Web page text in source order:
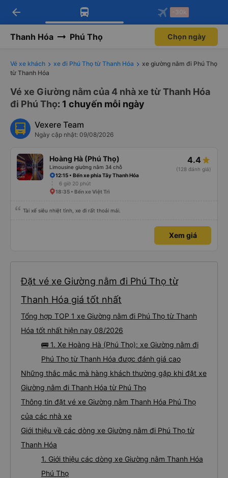
Tải app Vexere ngay!
Nhận ưu đãi thành viên độc
Mở app
Tải app Vexere
-30k/ghế khi đặt vé máy bay qua
Mở app
arrow_back -30k
Thanh Hóa Phú Thọ Chọn ngày
Vé xe khách xe đi Phú Thọ từ Thanh Hóa
xe giường nằm đi Phú Thọ
từ Thanh Hóa
Vé xe Giường nằm của 4 nhà xe từ Thanh Hóa
đi Phú Thọ: 1 chuyến mỗi ngày
Vexere Team
Ngày cập nhật: 09/08/2026
Hoàng Hà (Phú Thọ)
Limousine giường nằm 34 chỗ
4.4
(128 đánh giá)
12:15 • Bến xe phía Tây Thanh Hóa
6 giờ 20 phút
18:35 • Bến xe Việt Trì
Tài xế siêu nhiệt tình, xe đi rất thoải mái.
Xem giá
Đặt vé xe Giường nằm đi Phú Thọ từ
Thanh Hóa giá tốt nhất
Tổng hợp TOP 1 xe Giường nằm đi Phú Thọ từ Thanh
Hóa tốt nhất hiện nay 08/2026
🚌 1. Xe Hoàng Hà (Phú Thọ): xe Giường nằm đi
Phú Thọ từ Thanh Hóa được đánh giá cao
Những thắc mắc mà hàng khách thường gặp khi đặt xe
Giường nằm đi Thanh Hóa từ Phú Thọ
Thông tin đặt vé xe Giường nằm Thanh Hóa Phú Thọ
của các nhà xe
Giới thiệu về các dòng xe Giường nằm đi Phú Thọ từ
Thanh Hóa
1. Giới thiệu các dòng xe Giường nằm Thanh Hóa
Phú Thọ